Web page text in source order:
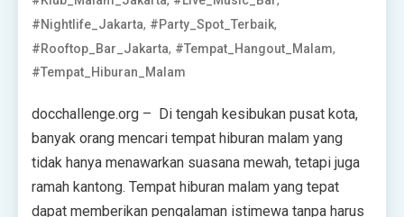
#Nightlife_Jakarta, #Party_Spot_Terbaik,
#Rooftop_Bar_Jakarta, #Tempat_Hangout_Malam,
#Tempat_Hiburan_Malam
docchallenge.org – Di tengah kesibukan pusat kota,
banyak orang mencari tempat hiburan malam yang
tidak hanya menawarkan suasana mewah, tetapi juga
ramah kantong. Tempat hiburan malam yang tepat
dapat memberikan pengalaman istimewa tanpa harus